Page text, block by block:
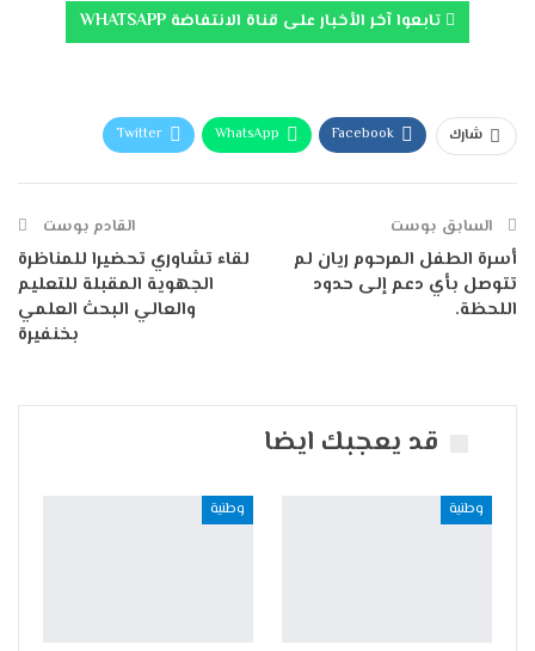
تابعوا آخر الأخبار على قناة الانتفاضة WHATSAPP
شارك Facebook
WhatsApp
Twitter
السابق بوست
أسرة الطفل المرحوم ريان لم
تتوصل بأي دعم إلى حدود
اللحظة.
القادم بوست
لقاء تشاوري تحضيرا للمناظرة
الجهوية المقبلة للتعليم
والعالي البحث العلمي
بخنفيرة
قد يعجبك ايضا
وطنية وطنية